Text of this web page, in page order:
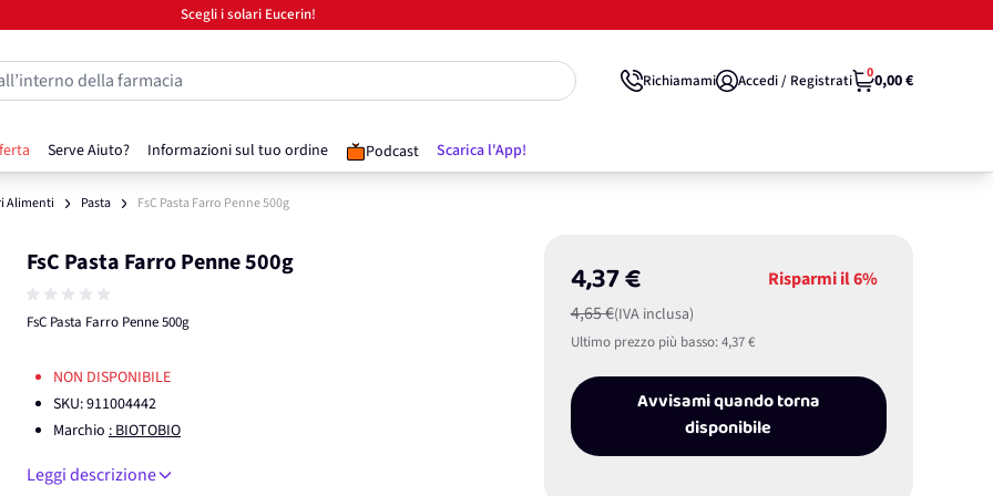
Scegli i solari Eucerin!
Serve Aiuto? Informazioni sul tuo ordine Podcast Scarica l'App!
della farmacia Richiamami Accedi / Registrati 00,00 €
Alimenti Pasta FsC Pasta Farro Penne 500g
FsC Pasta Farro Penne 500g
FsC Pasta Farro Penne 500g
4,37 €
4,65 €(IVA inclusa)
Risparmi il6%
Ultimo prezzo più basso:4,37 €
Avvisami quando torna
disponibile
NON DISPONIBILE
SKU:911004442
Marchio : BIOTOBIO
Leggi descrizione